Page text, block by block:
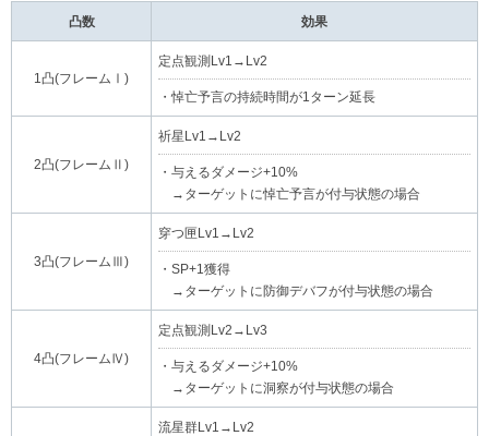
凸数 効果
1凸(フレームⅠ)
定点観測Lv1→Lv2
・悼亡予言の持続時間が1ターン延長
2凸(フレームⅡ)
祈星Lv1→Lv2
・与えるダメージ+10%
→ターゲットに悼亡予言が付与状態の場合
3凸(フレームⅢ)
穿つ匣Lv1→Lv2
・SP+1獲得
→ターゲットに防御デバフが付与状態の場合
4凸(フレームⅣ)
定点観測Lv2→Lv3
・与えるダメージ+10%
→ターゲットに洞察が付与状態の場合
流星群Lv1→Lv2